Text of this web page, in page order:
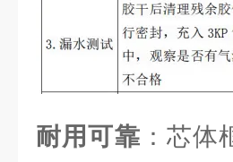
耐用可靠 ：芯